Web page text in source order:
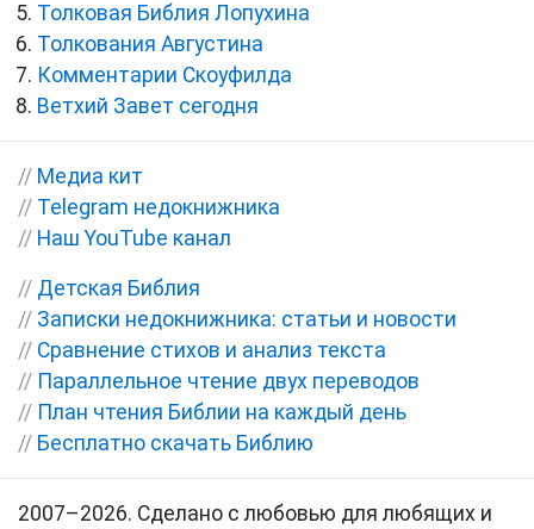
Толковая Библия Лопухина
Толкования Августина
Комментарии Скоуфилда
Ветхий Завет сегодня
// Медиа кит
// Telegram недокнижника
// Наш YouTube канал
// Детская Библия
// Записки недокнижника: статьи и новости
// Сравнение стихов и анализ текста
// Параллельное чтение двух переводов
// План чтения Библии на каждый день
// Бесплатно скачать Библию
2007–2026. Сделано с любовью для любящих и